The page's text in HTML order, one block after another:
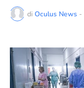
di Oculus News -